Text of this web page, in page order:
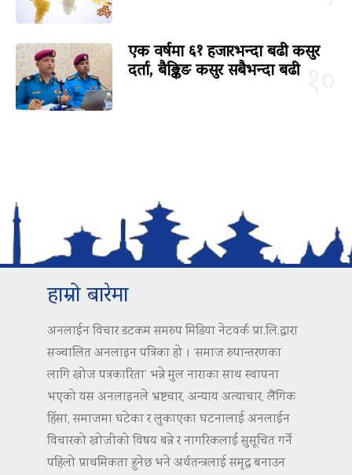
एक वर्षमा ६१ हजारभन्दा बढी कसुर
दर्ता, बैङ्किङ कसुर सबैभन्दा बढी
हाम्रो बारेमा
अनलाईन विचार डटकम समरुप मिडिया नेटवर्क प्रा.लि.द्वारा
सञ्चालित अनलाइन पत्रिका हो । ‘समाज रुपान्तरणका
लागि खोज पत्रकारिता’ भन्ने मुल नाराका साथ स्थापना
भएको यस अनलाइनले भ्रष्टचार, अन्याय अत्याचार, लैंगिक
हिंसा, समाजमा घटेका र लुकाएका घटनालाई अनलाईन
विचारको खोजीको विषय बन्ने र नागरिकलाई सुसूचित गर्ने
पहिलो प्राथमिकता हुनेछ भने अर्थतन्त्रलाई समृद्ध बनाउन